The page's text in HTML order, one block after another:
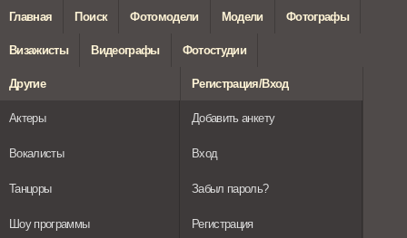
Главная Поиск Фотомодели Модели Фотографы
Визажисты Видеографы Фотостудии
Другие
Актеры
Вокалисты
Танцоры
Шоу программы
Регистрация/Вход
Добавить анкету
Вход
Забыл пароль?
Регистрация